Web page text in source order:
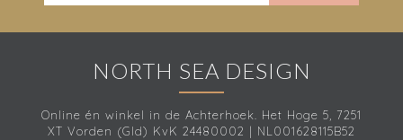
NORTH SEA DESIGN
Online én winkel in de Achterhoek. Het Hoge 5, 7251
XT Vorden (Gld) KvK 24480002 | NL001628115B52